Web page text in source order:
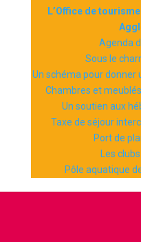
L’Office de
Agenda
Sous le
Un schéma pour donner
Chambres et
Un soutien aux
Taxe de séjour
Port de
Les
Pôle aquatique